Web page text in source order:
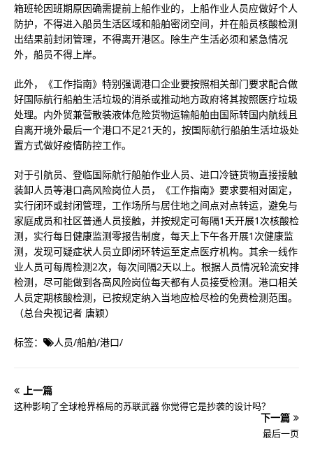
箱班轮因班期原因确需提前上船作业的，上船作业人员应做好个人
防护，不得进入船员生活区域和船舶密闭空间，并在船员核酸检测
出结果前封闭管理，不得离开港区。除生产生活必须和紧急情况
外，船员不得上岸。
此外，《工作指南》特别强调港口企业要按照相关部门要求配合做
好国际航行船舶生活垃圾的消杀或推动地方政府将其按照医疗垃圾
处理。内外贸兼营散装液体危险货物运输船舶由国际转国内航线且
自离开境外最后一个港口不足21天的，按国际航行船舶生活垃圾处
置方式做好疫情防控工作。
对于引航员、登临国际航行船舶作业人员、进口冷链货物直接接触
装卸人员等港口高风险岗位人员，《工作指南》要求要相对固定，
实行闭环或封闭管理，工作场所与居住地之间点对点转运，避免与
家庭成员和社区普通人员接触，并按规定可每隔1天开展1次核酸检
测，实行每日健康监测零报告制度，每天上下午各开展1次健康监
测，发现可疑症状人员立即闭环转运至定点医疗机构。其余一线作
业人员可每周检测2次，每次间隔2天以上。根据人员情况轮流安排
检测，尽可能做到各高风险岗位每天都有人员接受检测。港口相关
人员定期核酸检测，已按规定纳入当地应检尽检的免费检测范围。
（总台央视记者 唐颖）
标签： 人员/船舶/港口/
上一篇
这种影响了全球枪界格局的苏联武器 你觉得它是抄袭的设计吗？
下一篇
最后一页